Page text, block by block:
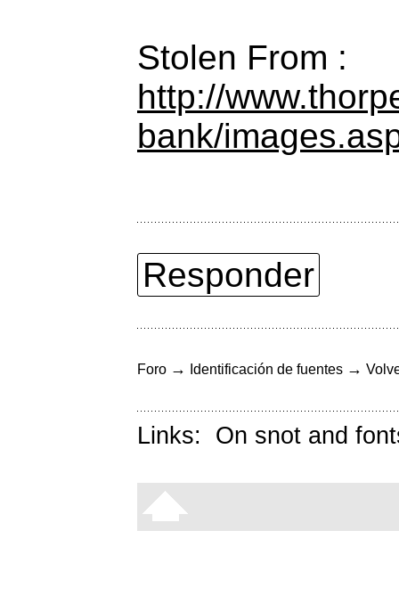
Stolen From :
http://
bank/
Responder
Foro → Identificación de fuentes →
Links: On snot and